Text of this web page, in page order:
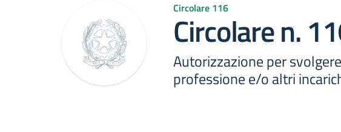
Circolare 116
Circolare n.
Autorizzazione per
professione e/o altri